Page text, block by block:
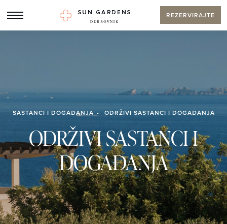
REZERVIRAJTE
SASTANCI I DOGAĐANJA ODRŽIVI SASTANCI I DOGAĐANJA
ODRŽIVI SASTANCI I
DOGAĐANJA